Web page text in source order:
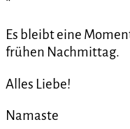
Es bleibt eine
frühen Nachmittag.
Alles Liebe!
Namaste